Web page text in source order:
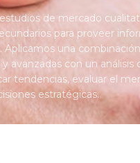
de mercado
para proveer
Aplicamos una
avanzadas con un análisis
tendencias, evaluar el
estratégicas.